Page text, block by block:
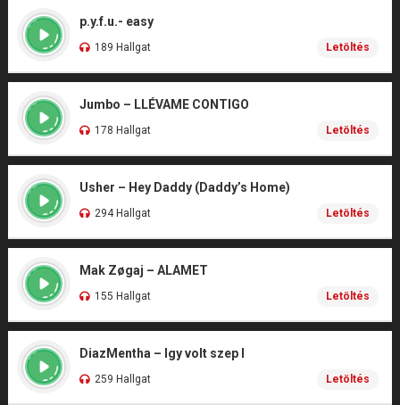
p.y.f.u.- easy
189 Hallgat Letöltés
Jumbo – LLÉVAME CONTIGO
178 Hallgat Letöltés
Usher – Hey Daddy (Daddy’s Home)
294 Hallgat Letöltés
Mak Zøgaj – ALAMET
155 Hallgat Letöltés
DiazMentha – Igy volt szep I
259 Hallgat Letöltés